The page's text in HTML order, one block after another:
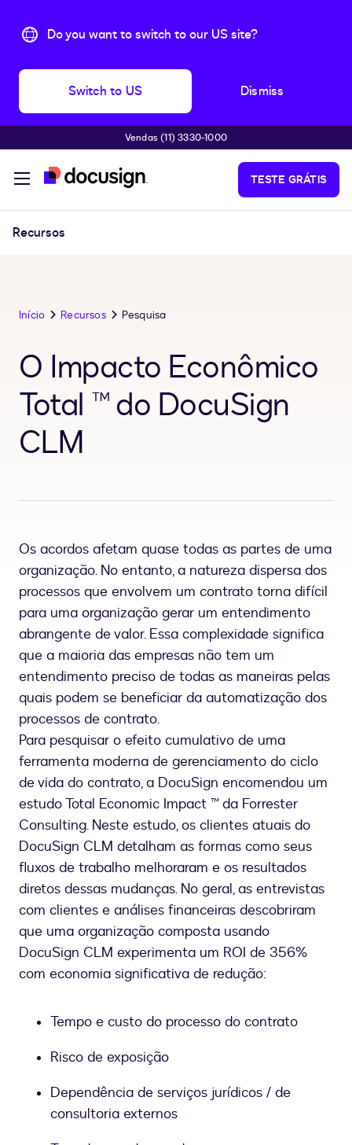
Do you want to switch to our US site?
Switch to US Dismiss
Pular para o conteúdo principal
Vendas (11) 3330-1000
TESTE GRÁTIS
Recursos
Início Recursos Pesquisa
O Impacto Econômico
Total ™ do DocuSign
CLM
Os acordos afetam quase todas as partes de uma
organização. No entanto, a natureza dispersa dos
processos que envolvem um contrato torna difícil
para uma organização gerar um entendimento
abrangente de valor. Essa complexidade significa
que a maioria das empresas não tem um
entendimento preciso de todas as maneiras pelas
quais podem se beneficiar da automatização dos
processos de contrato.
Para pesquisar o efeito cumulativo de uma
ferramenta moderna de gerenciamento do ciclo
de vida do contrato, a DocuSign encomendou um
estudo Total Economic Impact ™ da Forrester
Consulting. Neste estudo, os clientes atuais do
DocuSign CLM detalham as formas como seus
fluxos de trabalho melhoraram e os resultados
diretos dessas mudanças. No geral, as entrevistas
com clientes e análises financeiras descobriram
que uma organização composta usando
DocuSign CLM experimenta um ROI de 356%
com economia significativa de redução:
Tempo e custo do processo do contrato
Risco de exposição
Dependência de serviços jurídicos / de
consultoria externos